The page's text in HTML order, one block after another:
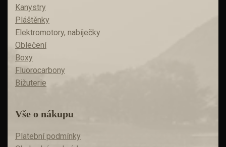
Kanystry
Pláštěnky
Elektromotory, nabíječky
Oblečení
Boxy
Fluorocarbony
Bižuterie
Vše o nákupu
Platební podmínky